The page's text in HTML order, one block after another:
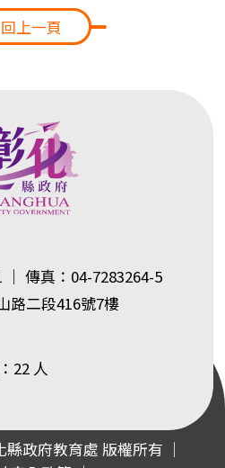
回上一頁
傳真：04-7283264-5
路二段416號7樓
22 人
政府教育處 版權所有 ｜